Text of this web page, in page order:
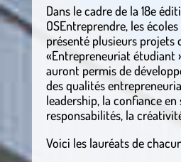
Dans le cadre de la 18e
OSEntreprendre, les
présenté plusieurs projets
«Entrepreneuriat étudiant
auront permis de
des qualités
leadership, la confiance en
responsabilités, la
Voici les lauréats de